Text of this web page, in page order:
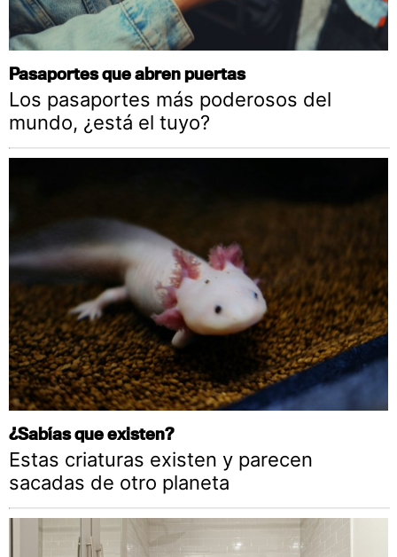
Pasaportes que abren puertas
Los pasaportes más poderosos del
mundo, ¿está el tuyo?
¿Sabías que existen?
Estas criaturas existen y parecen
sacadas de otro planeta